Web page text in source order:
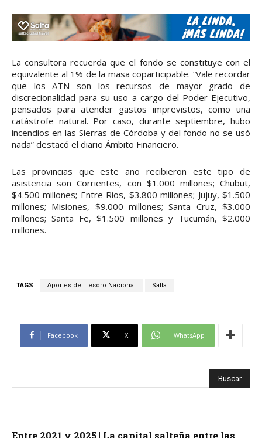
La consultora recuerda que el fondo se constituye con el
equivalente al 1% de la masa coparticipable. “Vale recordar
que los ATN son los recursos de mayor grado de
discrecionalidad para su uso a cargo del Poder Ejecutivo,
pensados para atender gastos imprevistos, como una
catástrofe natural. Por caso, durante septiembre, hubo
incendios en las Sierras de Córdoba y del fondo no se usó
nada” destacó el diario Ámbito Financiero.
Las provincias que este año recibieron este tipo de
asistencia son Corrientes, con $1.000 millones; Chubut,
$4.500 millones; Entre Ríos, $3.800 millones; Jujuy, $1.500
millones; Misiones, $9.000 millones; Santa Cruz, $3.000
millones; Santa Fe, $1.500 millones y Tucumán, $2.000
millones.
TAGS Aportes del Tesoro Nacional Salta
Facebook X WhatsApp
Entre 2021 y 2025 | La capital salteña entre las